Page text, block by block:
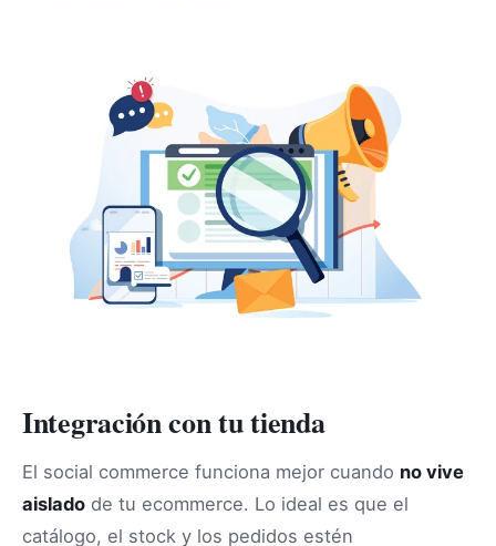
Integración con tu tienda
El social commerce funciona mejor cuando no vive
aislado de tu ecommerce. Lo ideal es que el
catálogo, el stock y los pedidos estén